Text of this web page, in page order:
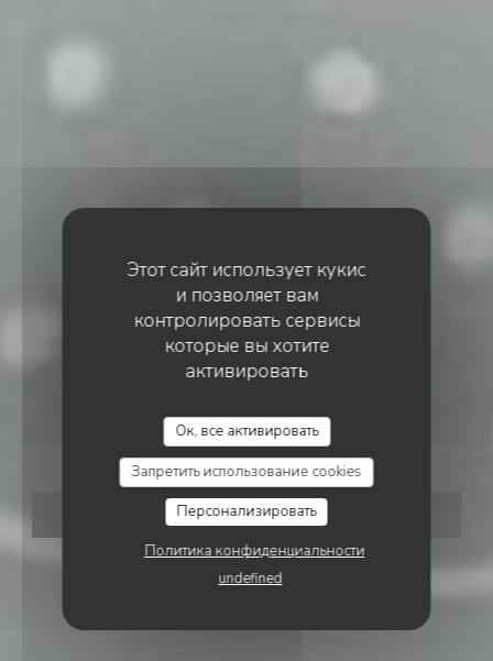
Этот сайт использует кукис
и позволяет вам
контролировать сервисы
которые вы хотите
активировать
Ок, все активировать
Запретить использование cookies
Персонализировать
Политика конфиденциальности
undefined
Chez Joséphine
ЗАБРОНИРОВАТЬ СТОЛИК
CHEZ JOSÉPHINE